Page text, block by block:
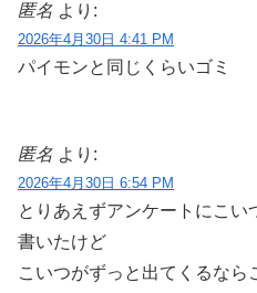
匿名 より:
2026年4月30日 4:41 PM
パイモンと同じくらいゴミ
匿名 より:
2026年4月30日 6:54 PM
とりあえずアンケートにこい
書いたけど
こいつがずっと出てくるなら